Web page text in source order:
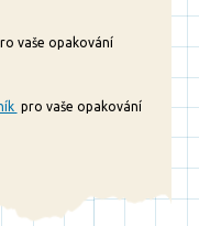
vaše opakování
pro vaše opakování